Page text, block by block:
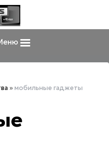
»мобильные гаджеты